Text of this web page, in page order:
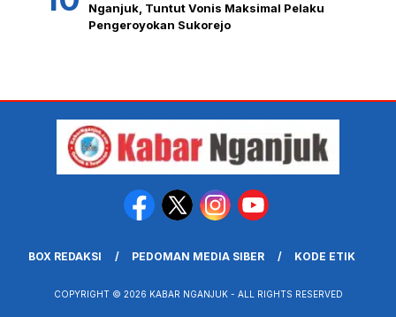
Nganjuk, Tuntut Vonis Maksimal Pelaku
Pengeroyokan Sukorejo
BOX REDAKSI PEDOMAN MEDIA SIBER KODE ETIK
COPYRIGHT © 2026 KABAR NGANJUK - ALL RIGHTS RESERVED